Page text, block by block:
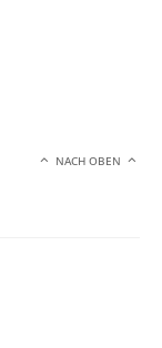
NACH OBEN